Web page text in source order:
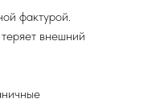
фактурой.
внешний